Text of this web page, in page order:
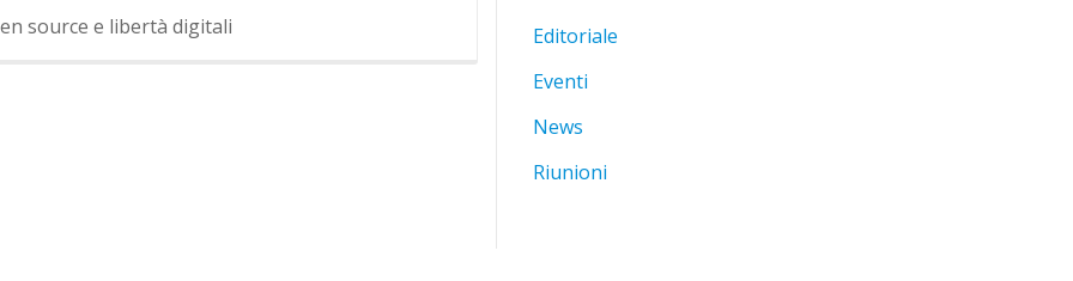
source e libertà digitali
Editoriale
Eventi
News
Riunioni